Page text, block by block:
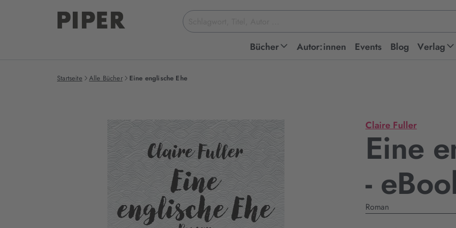
Suchbegriff
eingeben
Bücher Autor:innen Events Blog Verlag
Startseite Alle Bücher Eine englische Ehe
Claire Fuller
Eine
-
Roman